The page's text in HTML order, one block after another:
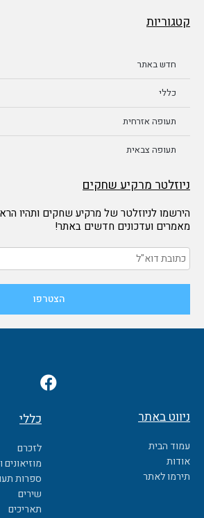
קטגוריות
חדש באתר
כללי
תעופה אזרחית
תעופה צבאית
ניוזלטר מרקיע שחקים
הירשמו לניוזלטר של מרקיע שחקים ותהיו
מאמרים ועדכונים חדשים באתר!
F
a
e
b
o
o
k
ניווט באתר
עמוד הבית
אודות
תירמו לאתר
כללי
לזכרם
ספרות
שירים
תאריכים